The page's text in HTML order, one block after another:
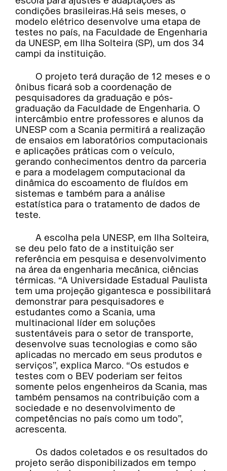
condições brasileiras.Há seis meses, o
modelo elétrico desenvolve uma etapa de
testes no país, na Faculdade de Engenharia
da UNESP, em Ilha Solteira (SP), um dos 34
campi da instituição.
O projeto terá duração de 12 meses e o
ônibus ficará sob a coordenação de
pesquisadores da graduação e pós-
graduação da Faculdade de Engenharia. O
intercâmbio entre professores e alunos da
UNESP com a Scania permitirá a realização
de ensaios em laboratórios computacionais
e aplicações práticas com o veículo,
gerando conhecimentos dentro da parceria
e para a modelagem computacional da
dinâmica do escoamento de fluídos em
sistemas e também para a análise
estatística para o tratamento de dados de
teste.
A escolha pela UNESP, em Ilha Solteira,
se deu pelo fato de a instituição ser
referência em pesquisa e desenvolvimento
na área da engenharia mecânica, ciências
térmicas. “A Universidade Estadual Paulista
tem uma projeção gigantesca e possibilitará
demonstrar para pesquisadores e
estudantes como a Scania, uma
multinacional líder em soluções
sustentáveis para o setor de transporte,
desenvolve suas tecnologias e como são
aplicadas no mercado em seus produtos e
serviços”, explica Marco. “Os estudos e
testes com o BEV poderiam ser feitos
somente pelos engenheiros da Scania, mas
também pensamos na contribuição com a
sociedade e no desenvolvimento de
competências no país como um todo”,
acrescenta.
Os dados coletados e os resultados do
projeto serão disponibilizados em tempo